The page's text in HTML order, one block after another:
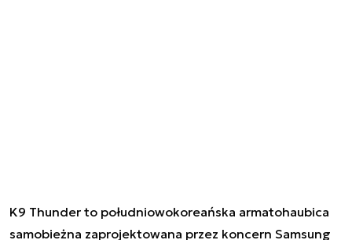
K9 Thunder to południowokoreańska armatohaubica
samobieżna zaprojektowana przez koncern Samsung